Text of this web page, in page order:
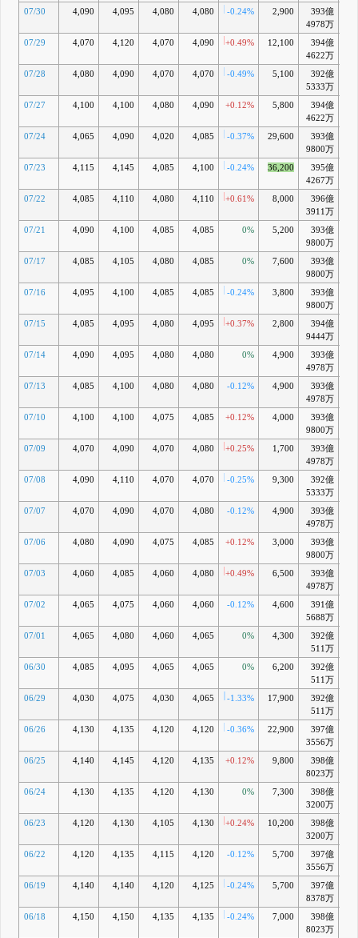
07/30 4,090 4,095 4,080 4,080 -0.24% 2,900
393億
4978万
07/29 4,070 4,120 4,070 4,090 +0.49% 12,100
394億
4622万
07/28 4,080 4,090 4,070 4,070 -0.49% 5,100
392億
5333万
07/27 4,100 4,100 4,080 4,090 +0.12% 5,800
394億
4622万
07/24 4,065 4,090 4,020 4,085 -0.37% 29,600
393億
9800万
07/23 4,115 4,145 4,085 4,100 -0.24% 36,200
395億
4267万
07/22 4,085 4,110 4,080 4,110 +0.61% 8,000
396億
3911万
07/21 4,090 4,100 4,085 4,085 0% 5,200
393億
9800万
07/17 4,085 4,105 4,080 4,085 0% 7,600
393億
9800万
07/16 4,095 4,100 4,085 4,085 -0.24% 3,800
393億
9800万
07/15 4,085 4,095 4,080 4,095 +0.37% 2,800
394億
9444万
07/14 4,090 4,095 4,080 4,080 0% 4,900
393億
4978万
07/13 4,085 4,100 4,080 4,080 -0.12% 4,900
393億
4978万
07/10 4,100 4,100 4,075 4,085 +0.12% 4,000
393億
9800万
07/09 4,070 4,090 4,070 4,080 +0.25% 1,700
393億
4978万
07/08 4,090 4,110 4,070 4,070 -0.25% 9,300
392億
5333万
07/07 4,070 4,090 4,070 4,080 -0.12% 4,900
393億
4978万
07/06 4,080 4,090 4,075 4,085 +0.12% 3,000
393億
9800万
07/03 4,060 4,085 4,060 4,080 +0.49% 6,500
393億
4978万
07/02 4,065 4,075 4,060 4,060 -0.12% 4,600
391億
5688万
07/01 4,065 4,080 4,060 4,065 0% 4,300
392億
511万
06/30 4,085 4,095 4,065 4,065 0% 6,200
392億
511万
06/29 4,030 4,075 4,030 4,065 -1.33% 17,900
392億
511万
06/26 4,130 4,135 4,120 4,120 -0.36% 22,900
397億
3556万
06/25 4,140 4,145 4,120 4,135 +0.12% 9,800
398億
8023万
06/24 4,130 4,135 4,120 4,130 0% 7,300
398億
3200万
06/23 4,120 4,130 4,105 4,130 +0.24% 10,200
398億
3200万
06/22 4,120 4,135 4,115 4,120 -0.12% 5,700
397億
3556万
06/19 4,140 4,140 4,120 4,125 -0.24% 5,700
397億
8378万
06/18 4,150 4,150 4,135 4,135 -0.24% 7,000
398億
8023万